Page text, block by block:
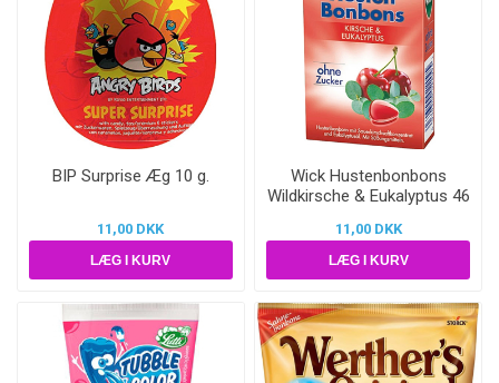
BIP Surprise Æg 10 g.
11,00 DKK
Wick Hustenbonbons
Wildkirsche & Eukalyptus 46
11,00 DKK